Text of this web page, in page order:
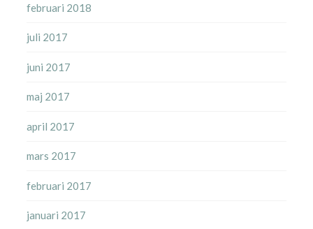
februari 2018
juli 2017
juni 2017
maj 2017
april 2017
mars 2017
februari 2017
januari 2017